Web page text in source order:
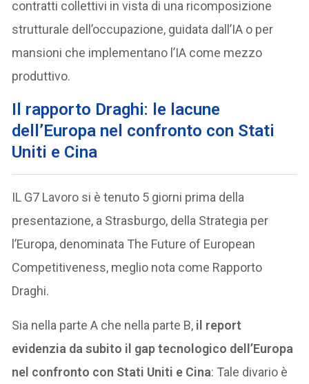
contratti collettivi in vista di una ricomposizione
strutturale dell’occupazione, guidata dall’IA o per
mansioni che implementano l’IA come mezzo
produttivo.
Il rapporto Draghi: le lacune
dell’Europa nel confronto con Stati
Uniti e Cina
IL G7 Lavoro si è tenuto 5 giorni prima della
presentazione, a Strasburgo, della Strategia per
l’Europa, denominata The Future of European
Competitiveness, meglio nota come Rapporto
Draghi.
Sia nella parte A che nella parte B, il report
evidenzia da subito il gap tecnologico dell’Europa
nel confronto con Stati Uniti e Cina: Tale divario è